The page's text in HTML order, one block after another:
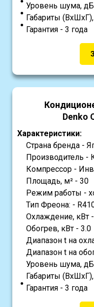
Уровень шума,
Габариты
Гарантия - 3 года
Denko
Характеристики:
Страна бренда -
Производитель -
Компрессор -
Площадь, м² - 30
Режим работы -
Тип Фреона: -
Охлаждение, кВт
Обогрев, кВт - 3.0
Диапазон t на
Диапазон t на
Уровень шума,
Габариты
Гарантия - 3 года